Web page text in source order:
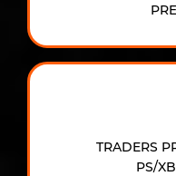
TRADERS
PS/